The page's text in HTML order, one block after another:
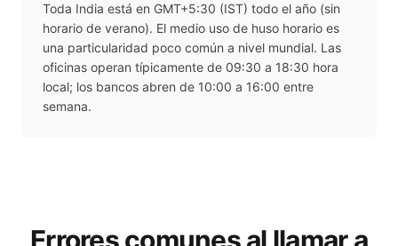
Toda India está en GMT+5:30 (IST) todo el año (sin
horario de verano). El medio uso de huso horario es
una particularidad poco común a nivel mundial. Las
oficinas operan típicamente de 09:30 a 18:30 hora
local; los bancos abren de 10:00 a 16:00 entre
semana.